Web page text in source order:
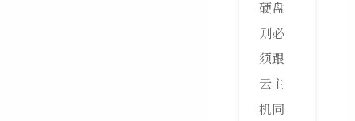
硬盘
则必
须跟
云主
机同